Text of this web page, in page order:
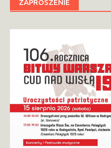
ZAPROSZENIE